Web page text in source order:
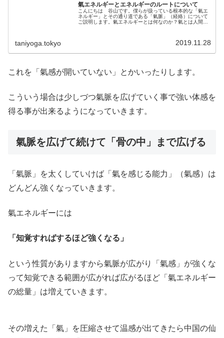
氣エネルギーとエネルギーのルートについて
こんにちは 谷山です。僕らが扱っている根本的な「氣エ
ネルギー」とその通り道である「氣脈」（経絡）について
ご説明します。氣エネルギーとは何なのか？氣とは人間が
taniyoga.tokyo 2019.11.28
これを「氣感が開いていない」とかいったりします。
こういう場合は少しづつ氣脈を広げていく事で強い体感を
得る事が出来るようになっていきます。
氣脈を広げて続けて「骨の中」まで広げる
「氣脈」を太くしていけば「氣を感じる能力」（氣感）は
どんどん強くなっていきます。
氣エネルギーには
「知覚すればするほど強くなる」
という性質がありますから氣脈が広がり「氣感」が強くな
って知覚できる範囲が広がれば広がるほど「氣エネルギー
の総量」は増えていきます。
その増えた「氣」を圧縮させて温感が出てきたら中国の仙